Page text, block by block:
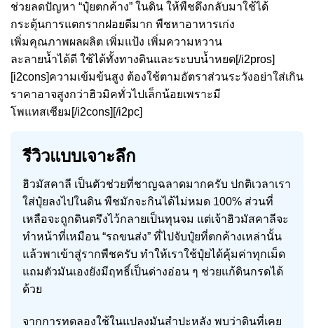
ช่วยลดปัญหา “ปุ๋ยตกค้าง” ในดิน ให้พืชดึงกลับมาใช้ได้
กระตุ้นการแตกรากฝอยดีมาก พืชหาอาหารเก่ง
เพิ่มคุณภาพผลผลิต เพิ่มแป้ง เพิ่มความหวาน
ละลายน้ำได้ดี ใช้ได้ทั้งทางดินและระบบน้ำหยด[/i2pros]
[i2cons]ความเข้มข้นสูง ต้องใช้ตามอัตราส่วนระวังอย่าใส่เกิน
ราคาอาจสูงกว่าฮิวมิคทั่วไปเล็กน้อยเพราะมี
โพแทสเซียม[/i2cons][/i2pc]
รีวิวแบบเจาะลึก
ฮิวมัสคาลี เป็นตัวช่วยที่ชาญฉลาดมากครับ ปกติเวลาเรา
ใส่ปุ๋ยลงไปในดิน พืชมักจะกินได้ไม่หมด 100% ส่วนที่
เหลือจะถูกดินตรึงไว้กลายเป็นทุนจม แต่เจ้าฮิวมัสคาลีจะ
ทำหน้าที่เหมือน “รถขนส่ง” ที่ไปจับปุ๋ยที่ตกค้างเหล่านั้น
แล้วพาเข้าสู่รากพืชครับ ทำให้เราใช้ปุ๋ยได้คุ้มค่าทุกเม็ด
แถมตัวมันเองยังมีฤทธิ์เป็นด่างอ่อน ๆ ช่วยแก้ดินกรดได้
ด้วย
จากการทดลองใช้ในแปลงมันสำปะหลัง พบว่าดินที่เคย